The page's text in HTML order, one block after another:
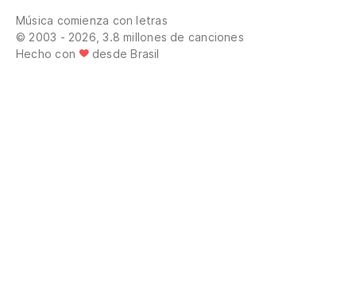
Música comienza con letras
© 2003 - 2026, 3.8 millones de canciones
Hecho con
desde Brasil